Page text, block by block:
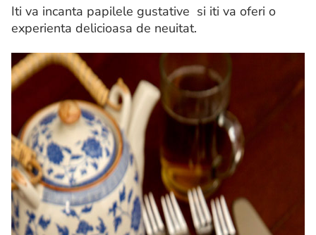
Iti va incanta papilele gustative si iti va oferi o
experienta delicioasa de neuitat.